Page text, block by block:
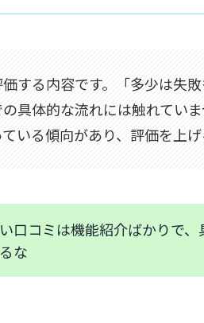
する内容です。「多少は失
具体的な流れには触れてい
いる傾向があり、評価を上
口コミは機能紹介ばかりで
な